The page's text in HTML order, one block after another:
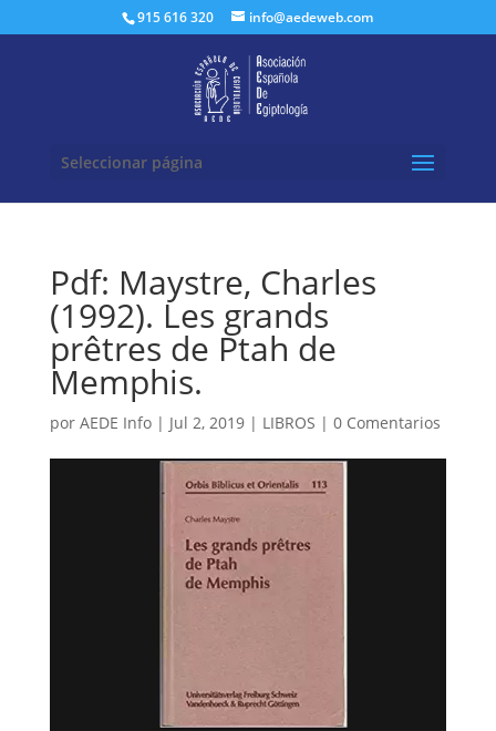
915 616 320 info@aedeweb.com
Seleccionar página
Pdf: Maystre, Charles
(1992). Les grands
prêtres de Ptah de
Memphis.
por AEDE Info| Jul 2, 2019| LIBROS | 0 Comentarios